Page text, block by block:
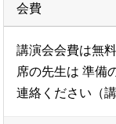
会費
講演会会費は無
席の先生は 準備
連絡ください（